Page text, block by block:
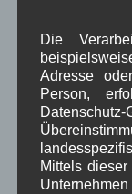
Beginn ist
größten Teil
und
wie
Die
Adresse
Person,
Mittels